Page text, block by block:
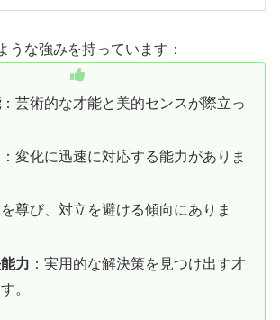
うな強みを持っています：
：芸術的な才能と美的センスが際立っ
：変化に迅速に対応する能力がありま
を尊び、対立を避ける傾向にありま
力 ：実用的な解決策を見つけ出す才
。